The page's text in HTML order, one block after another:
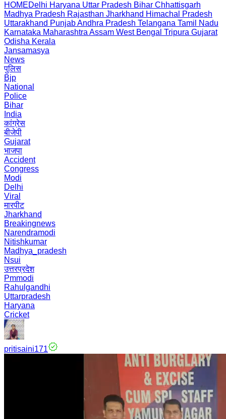
HOMEDelhi Haryana Uttar Pradesh Bihar Chhattisgarh
Madhya Pradesh Rajasthan Jharkhand Himachal Pradesh
Uttarakhand PunjabAndhra Pradesh Telangana Tamil Nadu
Karnataka Maharashtra Assam West Bengal Tripura Gujarat
Odisha Kerala
Jansamasya
News
पुलिस
Bjp
National
Police
Bihar
India
कांग्रेस
बीजेपी
Gujarat
भाजपा
Accident
Congress
Modi
Delhi
Viral
मारपीट
Jharkhand
Breakingnews
Narendramodi
Nitishkumar
Madhya_pradesh
Nsui
उत्तरप्रदेश
Pmmodi
Rahulgandhi
Uttarpradesh
Haryana
Cricket
pritisaini171